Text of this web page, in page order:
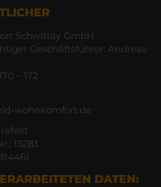
Schwittay GmbH
Geschäftsführer: Andreas
– 172
wohnkomfort.de
13283
DATEN: